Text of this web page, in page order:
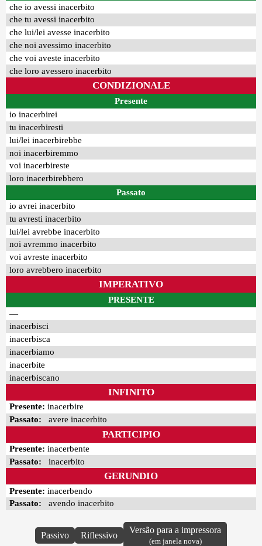
che io avessi inacerbito
che tu avessi inacerbito
che lui/lei avesse inacerbito
che noi avessimo inacerbito
che voi aveste inacerbito
che loro avessero inacerbito
CONDIZIONALE
Presente
io inacerbirei
tu inacerbiresti
lui/lei inacerbirebbe
noi inacerbiremmo
voi inacerbireste
loro inacerbirebbero
Passato
io avrei inacerbito
tu avresti inacerbito
lui/lei avrebbe inacerbito
noi avremmo inacerbito
voi avreste inacerbito
loro avrebbero inacerbito
IMPERATIVO
PRESENTE
—
inacerbisci
inacerbisca
inacerbiamo
inacerbite
inacerbiscano
INFINITO
Presente: inacerbire
Passato: avere inacerbito
PARTICIPIO
Presente: inacerbente
Passato: inacerbito
GERUNDIO
Presente: inacerbendo
Passato: avendo inacerbito
Passivo Riflessivo
Versão para a impressora
(em janela nova)